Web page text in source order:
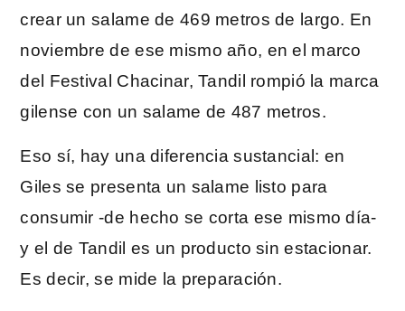
crear un salame de 469 metros de largo. En
noviembre de ese mismo año, en el marco
del Festival Chacinar, Tandil rompió la marca
gilense con un salame de 487 metros.
Eso sí, hay una diferencia sustancial: en
Giles se presenta un salame listo para
consumir -de hecho se corta ese mismo día-
y el de Tandil es un producto sin estacionar.
Es decir, se mide la preparación.